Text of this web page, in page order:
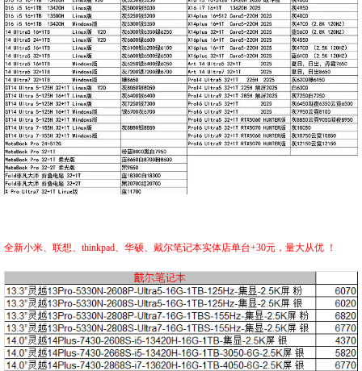
全新小米、联想、thinkpad、华硕、戴尔笔记本实体店单台+30元，量大从优 ！